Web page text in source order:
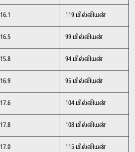
16.1 119 மில்லியன்
16.5 99 மில்லியன்
15.8 94 மில்லியன்
16.9 95 மில்லியன்
17.6 104 மில்லியன்
17.8 108 மில்லியன்
17.0 115 மில்லியன்